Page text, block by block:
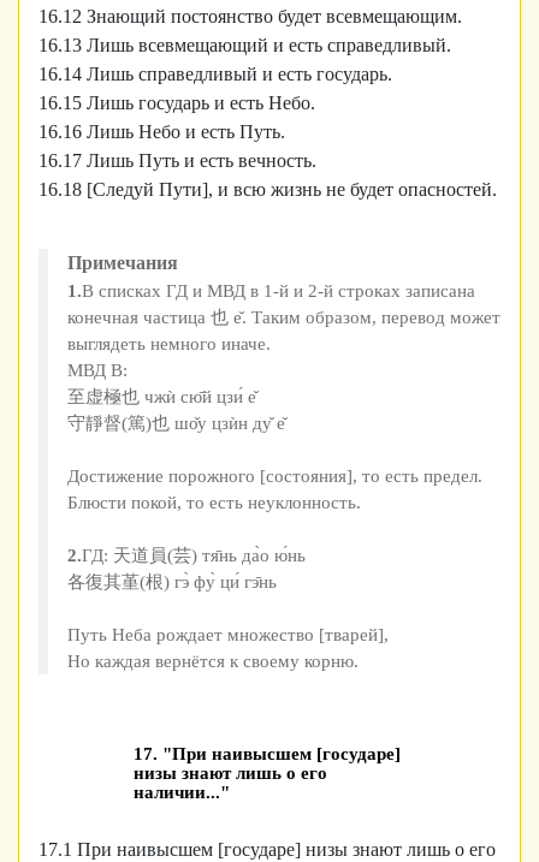
16.12 Знающий постоянство будет всевмещающим.
16.13 Лишь всевмещающий и есть справедливый.
16.14 Лишь справедливый и есть государь.
16.15 Лишь государь и есть Небо.
16.16 Лишь Небо и есть Путь.
16.17 Лишь Путь и есть вечность.
16.18 [Следуй Пути], и всю жизнь не будет опасностей.
Примечания
1.В списках ГД и МВД в 1-й и 2-й строках записана
конечная частица 也 е̌. Таким образом, перевод может
выглядеть немного иначе.
МВД В:
至虚極也 чжѝ сю̄й цзи́ е̌
守靜督(篤)也 шо̌у цзѝн ду̌ е̌
Достижение порожного [состояния], то есть предел.
Блюсти покой, то есть неуклонность.
2.ГД: 天道員(芸) тя̄нь да̀о ю́нь
各復其堇(根) гэ̀ фу̀ ци́ гэ̄нь
Путь Неба рождает множество [тварей],
Но каждая вернётся к своему корню.
17. "При наивысшем [государе]
низы знают лишь о его
наличии..."
17.1 При наивысшем [государе] низы знают лишь о его